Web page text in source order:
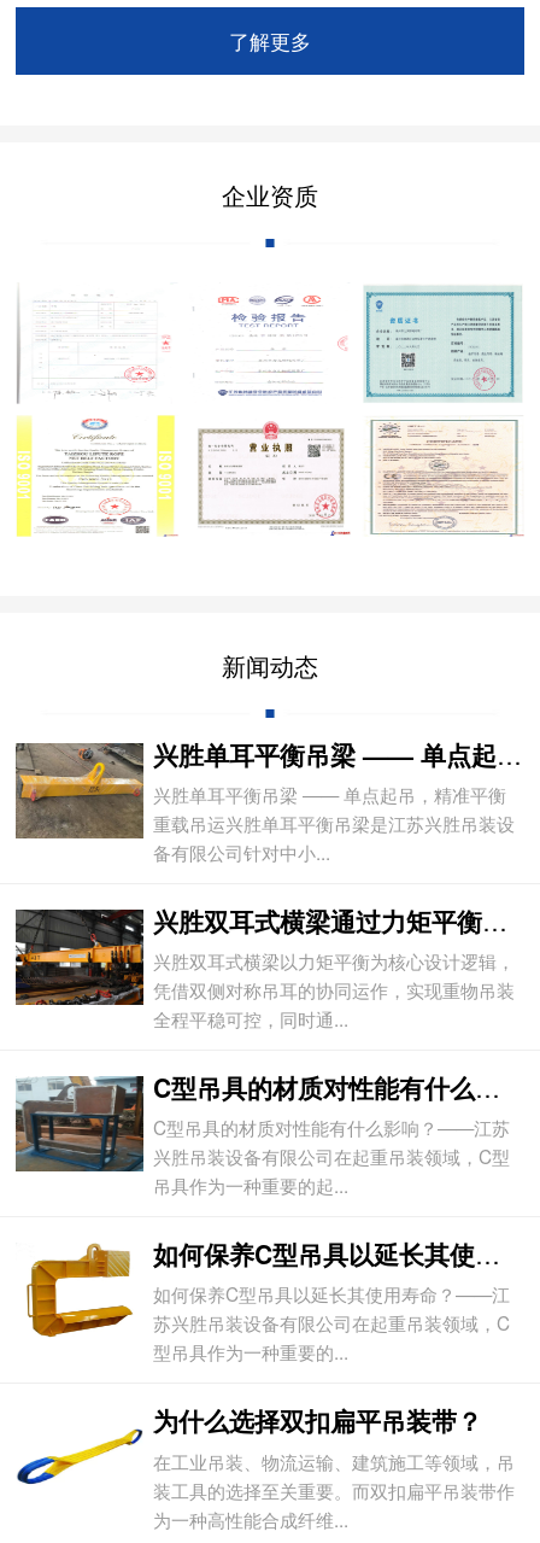
了解更多
企业资质
新闻动态
兴胜单耳平衡吊梁 —— 单点起吊，精准平
兴胜单耳平衡吊梁 —— 单点起吊，精准平衡
重载吊运兴胜单耳平衡吊梁是江苏兴胜吊装设
备有限公司针对中小...
兴胜双耳式横梁通过力矩平衡实现重物平稳吊
兴胜双耳式横梁以力矩平衡为核心设计逻辑，
凭借双侧对称吊耳的协同运作，实现重物吊装
全程平稳可控，同时通...
C型吊具的材质对性能有什么影响？
C型吊具的材质对性能有什么影响？——江苏
兴胜吊装设备有限公司在起重吊装领域，C型
吊具作为一种重要的起...
如何保养C型吊具以延长其使用寿命？
如何保养C型吊具以延长其使用寿命？——江
苏兴胜吊装设备有限公司在起重吊装领域，C
型吊具作为一种重要的...
为什么选择双扣扁平吊装带？
在工业吊装、物流运输、建筑施工等领域，吊
装工具的选择至关重要。而双扣扁平吊装带作
为一种高性能合成纤维...